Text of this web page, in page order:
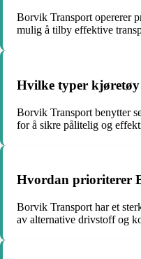
Borvik Transport opererer
mulig å tilby effektive
Hvilke typer
Borvik Transport benytter
for å sikre pålitelig og
Hvordan prioriterer
Borvik Transport har et
av alternative drivstoff og